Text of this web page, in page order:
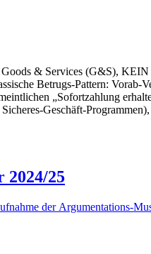
& Services (G&S),
Betrugs-Pattern: Vorab-
„Sofortzahlung
Geschäft-
2024/25
der Argumentations-